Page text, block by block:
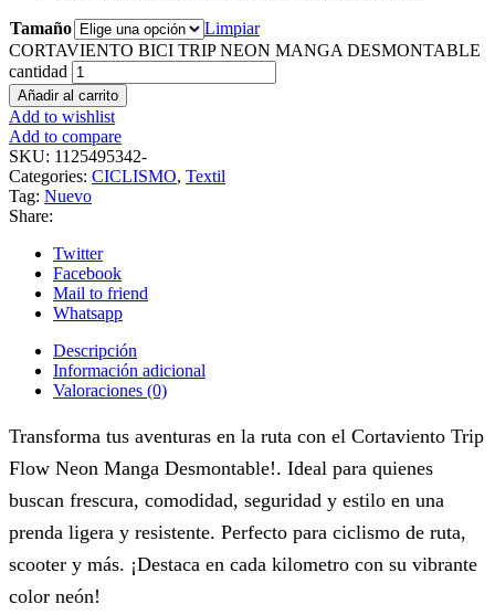
Tamaño
Limpiar
CORTAVIENTO BICI TRIP NEON MANGA DESMONTABLE
cantidad
Añadir al carrito
Add to wishlist
Add to compare
SKU: 1125495342-
Categories: CICLISMO, Textil
Tag: Nuevo
Share:
Twitter
Facebook
Mail to friend
Whatsapp
Descripción
Información adicional
Valoraciones (0)
Transforma tus aventuras en la ruta con el Cortaviento Trip
Flow Neon Manga Desmontable!. Ideal para quienes
buscan frescura, comodidad, seguridad y estilo en una
prenda ligera y resistente. Perfecto para ciclismo de ruta,
scooter y más. ¡Destaca en cada kilometro con su vibrante
color neón!